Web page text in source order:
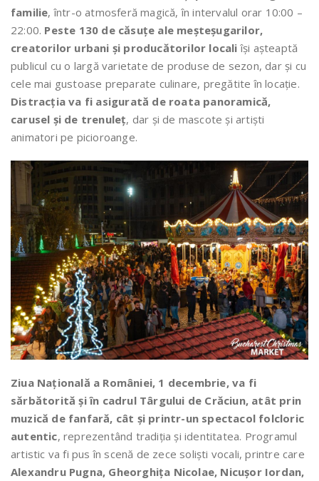
familie, într-o atmosferă magică, în intervalul orar 10:00 –
22:00. Peste 130 de căsuțe ale meșteșugarilor,
creatorilor urbani și producătorilor locali își așteaptă
publicul cu o largă varietate de produse de sezon, dar și cu
cele mai gustoase preparate culinare, pregătite în locație.
Distracția va fi asigurată de roata panoramică,
carusel și de trenuleț, dar şi de mascote și artiști
animatori pe picioroange.
Ziua Națională a României, 1 decembrie, va fi
sărbătorită și în cadrul Târgului de Crăciun, atât prin
muzică de fanfară, cât și printr-un spectacol folcloric
autentic, reprezentând tradiția și identitatea. Programul
artistic va fi pus în scenă de zece soliști vocali, printre care
Alexandru Pugna, Gheorghiţa Nicolae, Nicuşor Iordan,